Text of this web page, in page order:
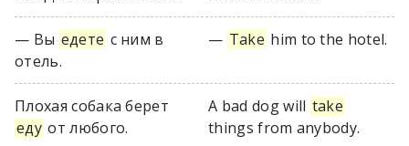
— Вы едете с ним в
отель.
— Take him to the hotel.
Плохая собака берет
еду от любого.
A bad dog will take
things from anybody.